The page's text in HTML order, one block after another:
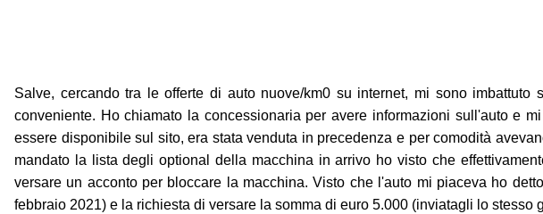
Salve, cercando tra le offerte di auto nuove/km0 su internet, mi sono
conveniente. Ho chiamato la concessionaria per avere informazioni sull'auto e
essere disponibile sul sito, era stata venduta in precedenza e per comodità
mandato la lista degli optional della macchina in arrivo ho visto che
versare un acconto per bloccare la macchina. Visto che l'auto mi piaceva ho
febbraio 2021) e la richiesta di versare la somma di euro 5.000 (inviatagli lo stesso